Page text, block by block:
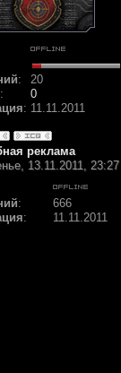
:
20
:
0
: 11.11.2011
реклама
13.11.2011, 23:27
:
666
: 11.11.2011